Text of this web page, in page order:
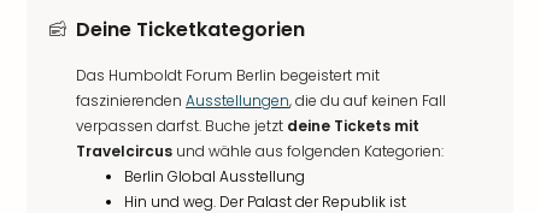
Deine Ticketkategorien
Das Humboldt Forum Berlin begeistert mit
faszinierenden Ausstellungen, die du auf keinen Fall
verpassen darfst. Buche jetzt deine Tickets mit
Travelcircus und wähle aus folgenden Kategorien:
Berlin Global Ausstellung
Hin und weg. Der Palast der Republik ist